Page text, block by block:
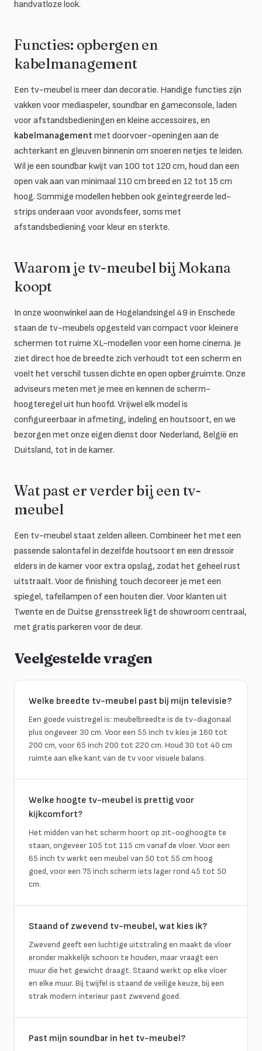
handvatloze look.
Functies: opbergen en
kabelmanagement
Een tv-meubel is meer dan decoratie. Handige functies zijn
vakken voor mediaspeler, soundbar en gameconsole, laden
voor afstandsbedieningen en kleine accessoires, en
kabelmanagement met doorvoer-openingen aan de
achterkant en gleuven binnenin om snoeren netjes te leiden.
Wil je een soundbar kwijt van 100 tot 120 cm, houd dan een
open vak aan van minimaal 110 cm breed en 12 tot 15 cm
hoog. Sommige modellen hebben ook geïntegreerde led-
strips onderaan voor avondsfeer, soms met
afstandsbediening voor kleur en sterkte.
Waarom je tv-meubel bij Mokana
koopt
In onze woonwinkel aan de Hogelandsingel 49 in Enschede
staan de tv-meubels opgesteld van compact voor kleinere
schermen tot ruime XL-modellen voor een home cinema. Je
ziet direct hoe de breedte zich verhoudt tot een scherm en
voelt het verschil tussen dichte en open opbergruimte. Onze
adviseurs meten met je mee en kennen de scherm-
hoogteregel uit hun hoofd. Vrijwel elk model is
configureerbaar in afmeting, indeling en houtsoort, en we
bezorgen met onze eigen dienst door Nederland, België en
Duitsland, tot in de kamer.
Wat past er verder bij een tv-
meubel
Een tv-meubel staat zelden alleen. Combineer het met een
passende salontafel in dezelfde houtsoort en een dressoir
elders in de kamer voor extra opslag, zodat het geheel rust
uitstraalt. Voor de finishing touch decoreer je met een
spiegel, tafellampen of een houten dier. Voor klanten uit
Twente en de Duitse grensstreek ligt de showroom centraal,
met gratis parkeren voor de deur.
Veelgestelde vragen
Welke breedte tv-meubel past bij mijn televisie?
Een goede vuistregel is: meubelbreedte is de tv-diagonaal
plus ongeveer 30 cm. Voor een 55 inch tv kies je 160 tot
200 cm, voor 65 inch 200 tot 220 cm. Houd 30 tot 40 cm
ruimte aan elke kant van de tv voor visuele balans.
Welke hoogte tv-meubel is prettig voor
kijkcomfort?
Het midden van het scherm hoort op zit-ooghoogte te
staan, ongeveer 105 tot 115 cm vanaf de vloer. Voor een
65 inch tv werkt een meubel van 50 tot 55 cm hoog
goed, voor een 75 inch scherm iets lager rond 45 tot 50
cm.
Staand of zwevend tv-meubel, wat kies ik?
Zwevend geeft een luchtige uitstraling en maakt de vloer
eronder makkelijk schoon te houden, maar vraagt een
muur die het gewicht draagt. Staand werkt op elke vloer
en elke muur. Bij twijfel is staand de veilige keuze, bij een
strak modern interieur past zwevend goed.
Past mijn soundbar in het tv-meubel?